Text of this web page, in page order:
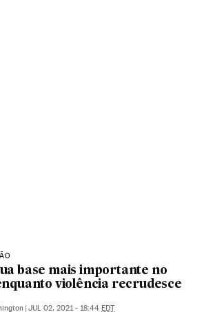
base mais importante no
violência recrudesce
JUL 02, 2021 - 18:44 EDT